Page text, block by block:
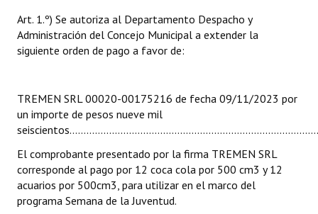
Resoluciones de Presidencia
Antiguos Pobladores
Noticias Destacadas
Registros y Distinciones
Datos Históricos
Art. 1.º) Se autoriza al Departamento Despacho y
Administración del Concejo Municipal a extender la
siguiente orden de pago a favor de:
TREMEN SRL 00020-00175216 de fecha 09/11/2023 por
un importe de pesos nueve mil
El comprobante presentado por la firma TREMEN SRL
corresponde al pago por 12 coca cola por 500 cm3 y 12
acuarios por 500cm3, para utilizar en el marco del
programa Semana de la Juventud.